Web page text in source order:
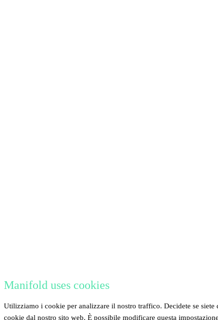
Manifold uses cookies
Utilizziamo i cookie per analizzare il nostro traffico. Decidete se siete
cookie dal nostro sito web. È possibile modificare questa